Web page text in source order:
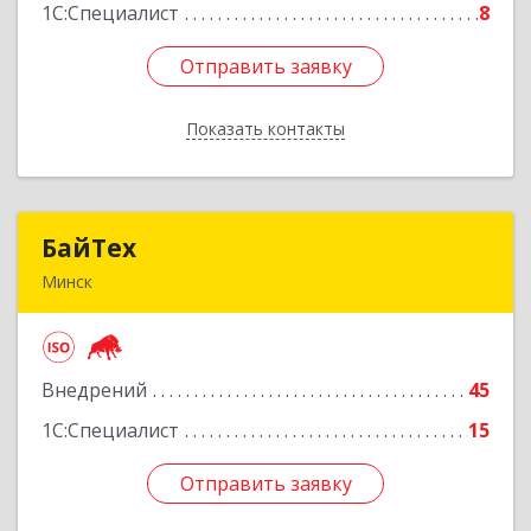
1С:Специалист 8
Отправить заявку
Показать контакты
Отправить заявку
Назад
БайТех
Минск
Внедрений
45
1С:Специалист
15
Отправить заявку
Подробнее
Отправить заявку